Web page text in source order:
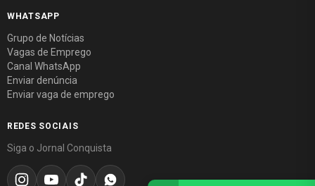
WHATSAPP
Grupo de Notícias
Vagas de Emprego
Canal WhatsApp
Enviar denúncia
Enviar vaga de emprego
REDES SOCIAIS
Siga o Jornal Conquista